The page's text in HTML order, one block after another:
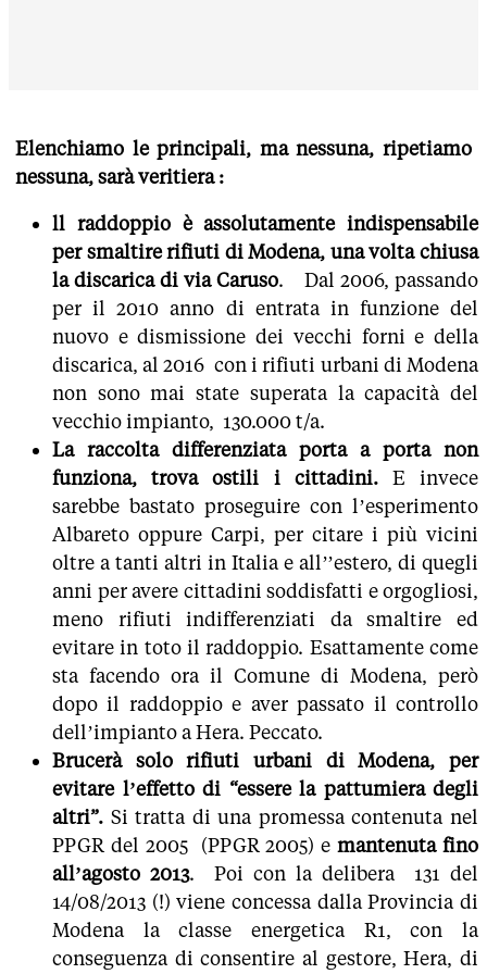
Elenchiamo le principali, ma nessuna, ripetiamo
nessuna, sarà veritiera :
ll raddoppio è assolutamente indispensabile
per smaltire rifiuti di Modena, una volta chiusa
la discarica di via Caruso. Dal 2006, passando
per il 2010 anno di entrata in funzione del
nuovo e dismissione dei vecchi forni e della
discarica, al 2016 con i rifiuti urbani di Modena
non sono mai state superata la capacità del
vecchio impianto, 130.000 t/a.
La raccolta differenziata porta a porta non
funziona, trova ostili i cittadini. E invece
sarebbe bastato proseguire con l’esperimento
Albareto oppure Carpi, per citare i più vicini
oltre a tanti altri in Italia e all’’estero, di quegli
anni per avere cittadini soddisfatti e orgogliosi,
meno rifiuti indifferenziati da smaltire ed
evitare in toto il raddoppio. Esattamente come
sta facendo ora il Comune di Modena, però
dopo il raddoppio e aver passato il controllo
dell’impianto a Hera. Peccato.
Brucerà solo rifiuti urbani di Modena, per
evitare l’effetto di “essere la pattumiera degli
altri”. Si tratta di una promessa contenuta nel
PPGR del 2005 (PPGR 2005) emantenuta fino
all’agosto 2013. Poi con la delibera 131 del
14/08/2013 (!) viene concessa dalla Provincia di
Modena la classe energetica R1, con la
conseguenza di consentire al gestore, Hera, di